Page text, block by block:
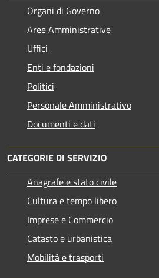
Organi di Governo
Aree Amministrative
Uffici
Enti e fondazioni
Politici
Personale Amministrativo
Documenti e dati
CATEGORIE DI SERVIZIO
Anagrafe e stato civile
Cultura e tempo libero
Imprese e Commercio
Catasto e urbanistica
Mobilità e trasporti